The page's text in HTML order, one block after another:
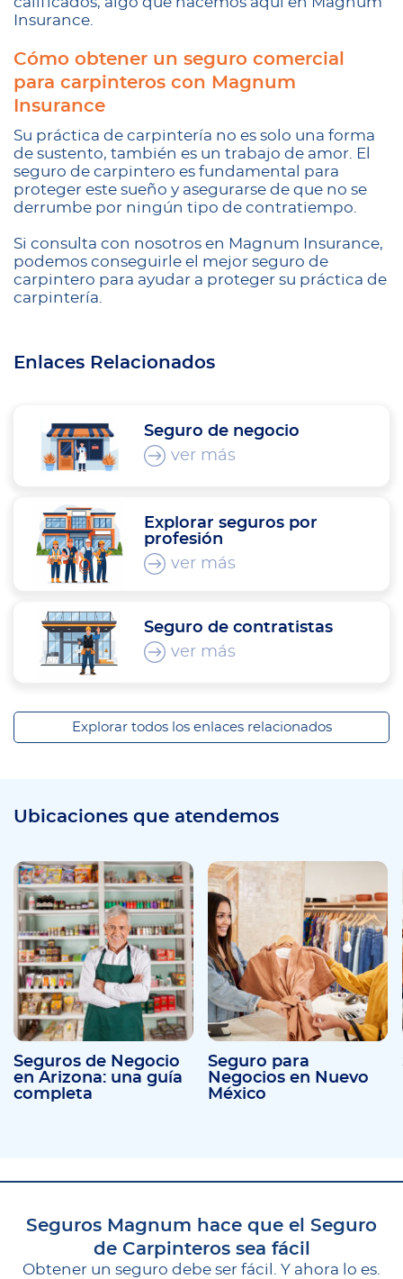
Insurance.
Cómo obtener un seguro comercial
para carpinteros con Magnum
Insurance
Su práctica de carpintería no es solo una forma
de sustento, también es un trabajo de amor. El
seguro de carpintero es fundamental para
proteger este sueño y asegurarse de que no se
derrumbe por ningún tipo de contratiempo.
Si consulta con nosotros en Magnum Insurance,
podemos conseguirle el mejor seguro de
carpintero para ayudar a proteger su práctica de
carpintería.
Enlaces Relacionados
Seguro de negocio
ver más
Explorar seguros por
profesión
ver más
Seguro de contratistas
ver más
Explorar todos los enlaces relacionados
Ubicaciones que atendemos
Seguros de Negocio
en Arizona: una guía
completa
Seguro para
Negocios en Nuevo
México
Seguros Magnum hace que el Seguro
de Carpinteros sea fácil
Obtener un seguro debe ser fácil. Y ahora lo es.